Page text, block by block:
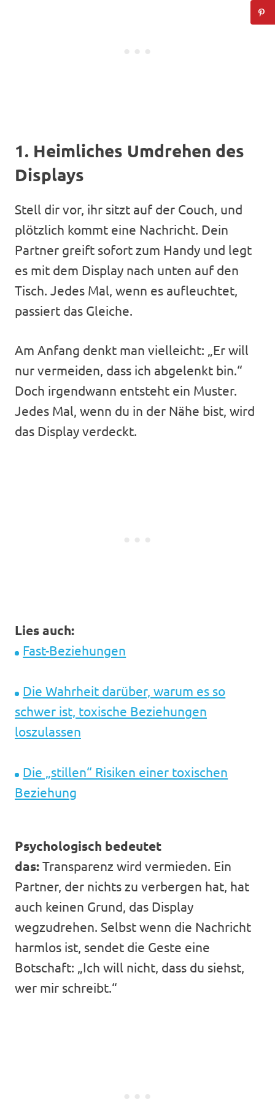
1. Heimliches Umdrehen des
Displays
Stell dir vor, ihr sitzt auf der Couch, und
plötzlich kommt eine Nachricht. Dein
Partner greift sofort zum Handy und legt
es mit dem Display nach unten auf den
Tisch. Jedes Mal, wenn es aufleuchtet,
passiert das Gleiche.
Am Anfang denkt man vielleicht: „Er will
nur vermeiden, dass ich abgelenkt bin.“
Doch irgendwann entsteht ein Muster.
Jedes Mal, wenn du in der Nähe bist, wird
das Display verdeckt.
Lies auch:
Fast-Beziehungen
Die Wahrheit darüber, warum es so
schwer ist, toxische Beziehungen
loszulassen
Die „stillen“ Risiken einer toxischen
Beziehung
Psychologisch bedeutet
das:Transparenz wird vermieden. Ein
Partner, der nichts zu verbergen hat, hat
auch keinen Grund, das Display
wegzudrehen. Selbst wenn die Nachricht
harmlos ist, sendet die Geste eine
Botschaft: „Ich will nicht, dass du siehst,
wer mir schreibt.“